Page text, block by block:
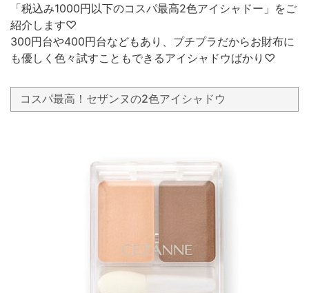
「税込み1000円以下のコスパ最高2色アイシャドー」をご
紹介します♡
300円台や400円台などもあり、プチプラだからお財布に
も優しく色々試すこともできるアイシャドウばかり♡
コスパ最高！セザンヌの2色アイシャドウ